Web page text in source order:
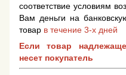
соответствие условиям
Вам деньги на
товар в течение 3-х дней
Если товар
несет покупатель